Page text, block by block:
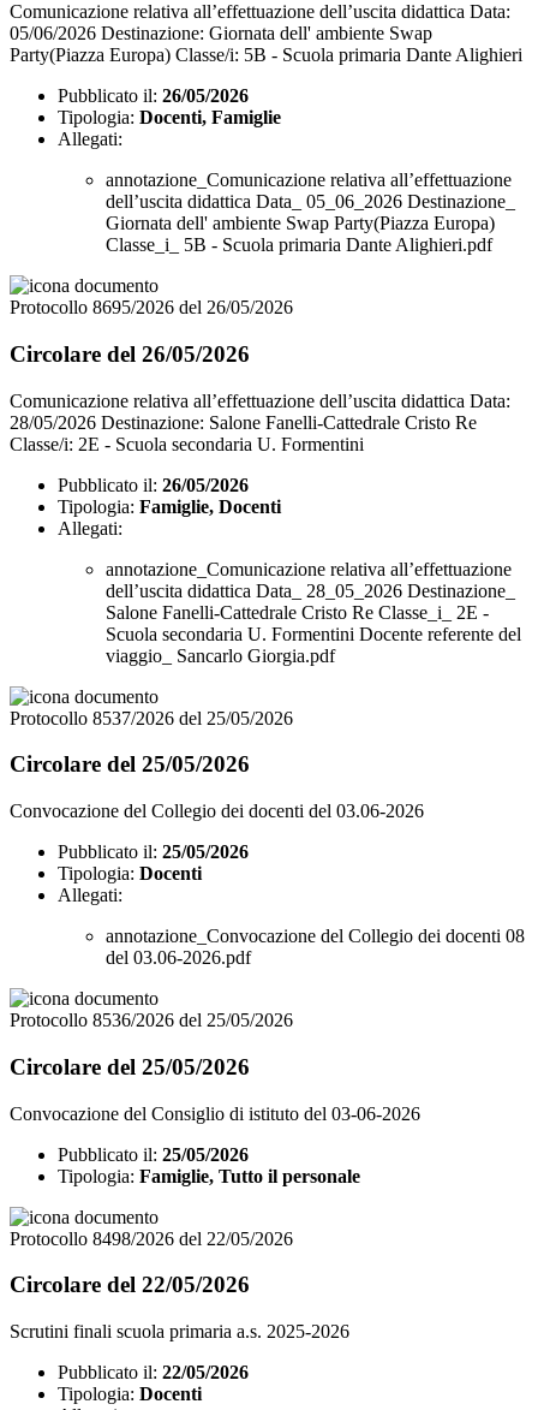
Comunicazione relativa all’effettuazione dell’uscita didattica Data:
05/06/2026 Destinazione: Giornata dell' ambiente Swap
Party(Piazza Europa) Classe/i: 5B - Scuola primaria Dante Alighieri
Pubblicato il: 26/05/2026
Tipologia: Docenti, Famiglie
Allegati:
annotazione_Comunicazione relativa all’effettuazione
dell’uscita didattica Data_ 05_06_2026 Destinazione_
Giornata dell' ambiente Swap Party(Piazza Europa)
Classe_i_ 5B - Scuola primaria Dante Alighieri.pdf
Protocollo 8695/2026 del 26/05/2026
Circolare del 26/05/2026
Comunicazione relativa all’effettuazione dell’uscita didattica Data:
28/05/2026 Destinazione: Salone Fanelli-Cattedrale Cristo Re
Classe/i: 2E - Scuola secondaria U. Formentini
Pubblicato il: 26/05/2026
Tipologia: Famiglie, Docenti
Allegati:
annotazione_Comunicazione relativa all’effettuazione
dell’uscita didattica Data_ 28_05_2026 Destinazione_
Salone Fanelli-Cattedrale Cristo Re Classe_i_ 2E -
Scuola secondaria U. Formentini Docente referente del
viaggio_ Sancarlo Giorgia.pdf
Protocollo 8537/2026 del 25/05/2026
Circolare del 25/05/2026
Convocazione del Collegio dei docenti del 03.06-2026
Pubblicato il: 25/05/2026
Tipologia: Docenti
Allegati:
annotazione_Convocazione del Collegio dei docenti 08
del 03.06-2026.pdf
Protocollo 8536/2026 del 25/05/2026
Circolare del 25/05/2026
Convocazione del Consiglio di istituto del 03-06-2026
Pubblicato il: 25/05/2026
Tipologia: Famiglie, Tutto il personale
Protocollo 8498/2026 del 22/05/2026
Circolare del 22/05/2026
Scrutini finali scuola primaria a.s. 2025-2026
Pubblicato il: 22/05/2026
Tipologia: Docenti